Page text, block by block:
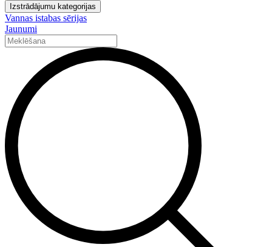
Izstrādājumu kategorijas
Vannas istabas sērijas
Jaunumi